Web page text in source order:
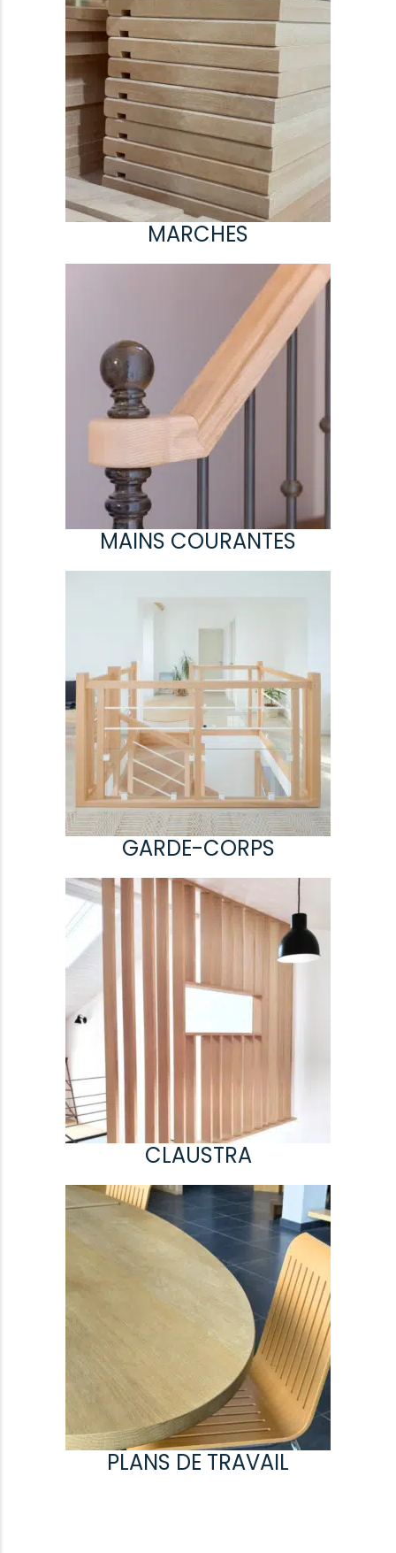
MARCHES
MAINS COURANTES
GARDE-CORPS
CLAUSTRA
PLANS DE TRAVAIL